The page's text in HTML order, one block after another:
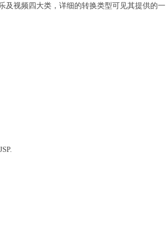
及视频四大类，详细的转换类型可见其提供的一